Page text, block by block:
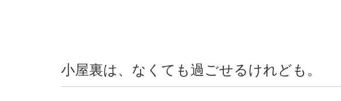
小屋裏は、なくても過ごせるけれども。